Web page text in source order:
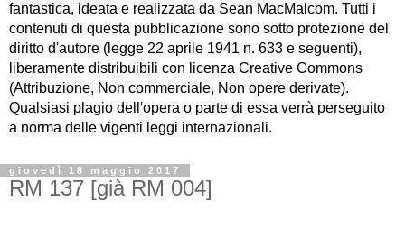
fantastica, ideata e realizzata da Sean MacMalcom. Tutti i
contenuti di questa pubblicazione sono sotto protezione del
diritto d'autore (legge 22 aprile 1941 n. 633 e seguenti),
liberamente distribuibili con licenza Creative Commons
(Attribuzione, Non commerciale, Non opere derivate).
Qualsiasi plagio dell'opera o parte di essa verrà perseguito
a norma delle vigenti leggi internazionali.
giovedì 18 maggio 2017
RM 137 [già RM 004]